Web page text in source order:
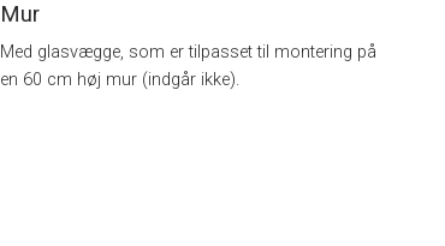
Mur
Med glasvægge, som er tilpasset til montering på
en 60 cm høj mur (indgår ikke).